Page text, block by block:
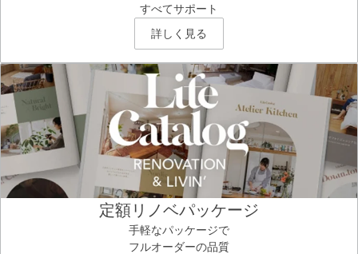
すべてサポート
詳しく見る
定額リノベパッケージ
手軽なパッケージで
フルオーダーの品質